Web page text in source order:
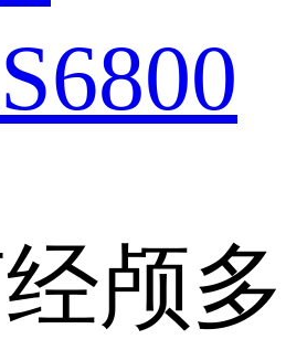
颅多